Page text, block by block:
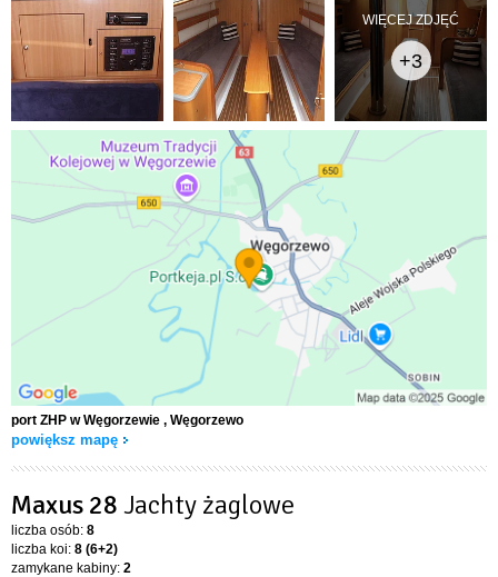
WIĘCEJ ZDJĘĆ
+3
port ZHP w Węgorzewie , Węgorzewo
powiększ mapę
Maxus 28 Jachty żaglowe
liczba osób: 8
liczba koi: 8 (6+2)
zamykane kabiny: 2